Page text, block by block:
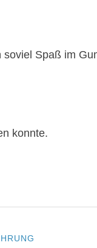
soviel Spaß im
konnte.